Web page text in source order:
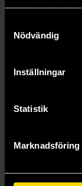
Nödvändig
Inställningar
Statistik
Marknadsföring